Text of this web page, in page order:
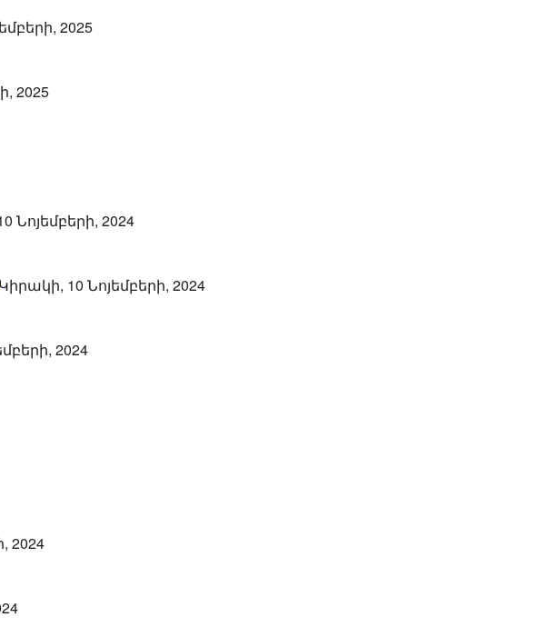
2025
2025
Նոյեմբերի, 2024
Կիրակի, 10 Նոյեմբերի, 2024
2024
2024